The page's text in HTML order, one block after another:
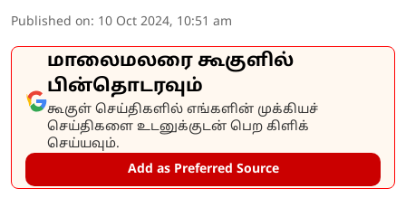
Published on: 10 Oct 2024, 10:51 am
மாலைமலரை கூகுளில்
பின்தொடரவும்
கூகுள் செய்திகளில் எங்களின் முக்கியச்
செய்திகளை உடனுக்குடன் பெற கிளிக்
செய்யவும்.
Add as Preferred Source